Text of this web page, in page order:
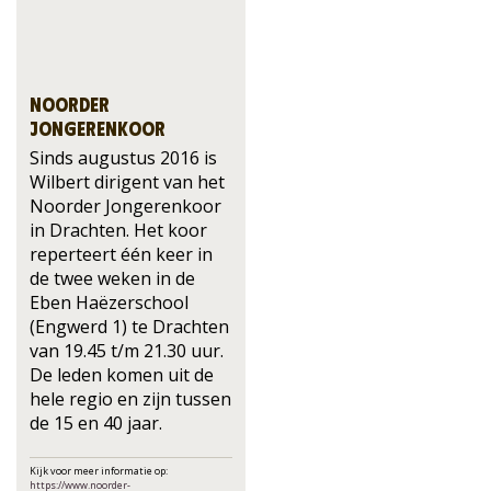
Noorder
Jongerenkoor
Sinds augustus 2016 is
Wilbert dirigent van het
Noorder Jongerenkoor
in Drachten. Het koor
reperteert één keer in
de twee weken in de
Eben Haëzerschool
(Engwerd 1) te Drachten
van 19.45 t/m 21.30 uur.
De leden komen uit de
hele regio en zijn tussen
de 15 en 40 jaar.
Kijk voor meer informatie op:
https://www.noorder-